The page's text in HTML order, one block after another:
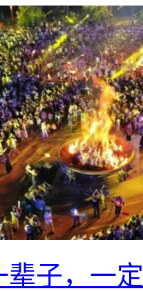
辈子，一